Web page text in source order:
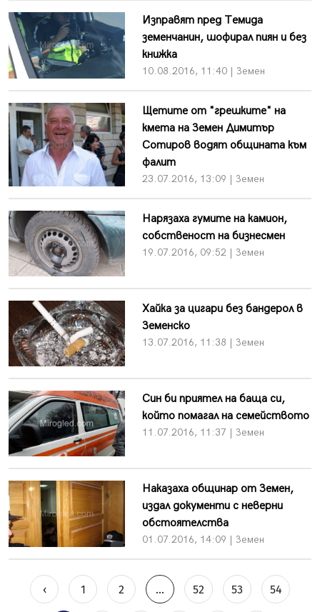
Изправят пред Темида
земенчанин, шофирал пиян и без
книжка
10.08.2016, 11:40 | Земен
Щетите от "грешките" на
кмета на Земен Димитър
Сотиров водят общината към
фалит
23.07.2016, 13:09 | Земен
Нарязаха гумите на камион,
собственост на бизнесмен
19.07.2016, 09:52 | Земен
Хайка за цигари без бандерол в
Земенско
13.07.2016, 11:38 | Земен
Син би приятел на баща си,
който помагал на семейството
11.07.2016, 11:37 | Земен
Наказаха общинар от Земен,
издал документи с неверни
обстоятелства
01.07.2016, 14:09 | Земен
‹ 1 2 ... 52 53 54